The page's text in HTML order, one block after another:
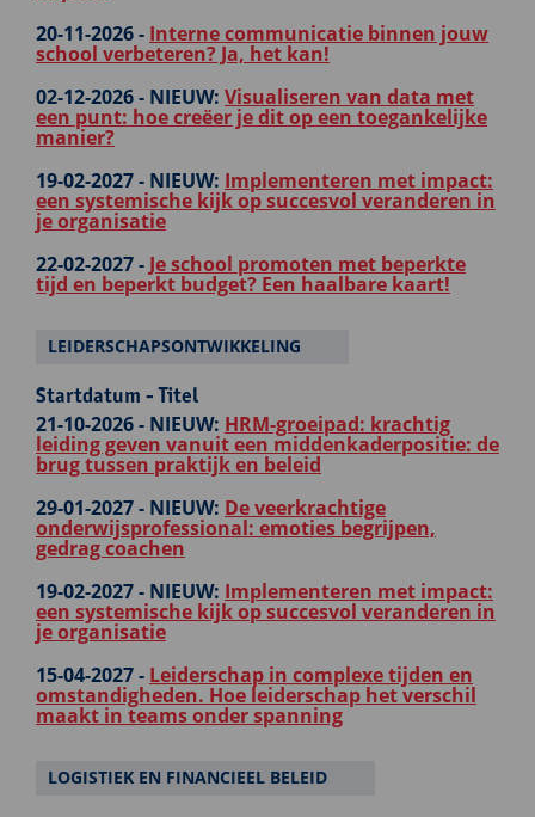
20-11-2026 - Interne communicatie binnen jouw
school verbeteren? Ja, het kan!
02-12-2026 - NIEUW: Visualiseren van data met
een punt: hoe creëer je dit op een toegankelijke
manier?
19-02-2027 - NIEUW: Implementeren met impact:
een systemische kijk op succesvol veranderen in
je organisatie
22-02-2027 - Je school promoten met beperkte
tijd en beperkt budget? Een haalbare kaart!
LEIDERSCHAPSONTWIKKELING
Startdatum - Titel
21-10-2026 - NIEUW: HRM-groeipad: krachtig
leiding geven vanuit een middenkaderpositie: de
brug tussen praktijk en beleid
29-01-2027 - NIEUW: De veerkrachtige
onderwijsprofessional: emoties begrijpen,
gedrag coachen
19-02-2027 - NIEUW: Implementeren met impact:
een systemische kijk op succesvol veranderen in
je organisatie
15-04-2027 - Leiderschap in complexe tijden en
omstandigheden. Hoe leiderschap het verschil
maakt in teams onder spanning
LOGISTIEK EN FINANCIEEL BELEID